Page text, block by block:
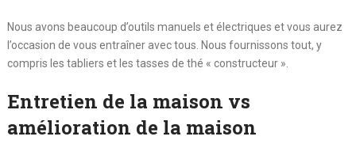
Nous avons beaucoup d’outils manuels et électriques et vous aurez
l’occasion de vous entraîner avec tous. Nous fournissons tout, y
compris les tabliers et les tasses de thé « constructeur ».
Entretien de la maison vs
amélioration de la maison